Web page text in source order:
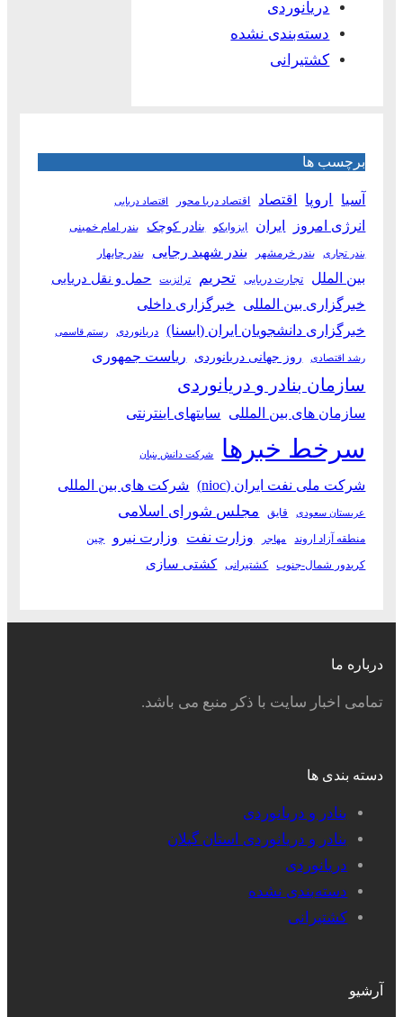
دریانوردی
دسته‌بندی نشده
کشتیرانی
برچسب ها
آسیا اروپا اقتصاد اقتصاد دریا محور اقتصاد دریایی
انرژی امروز ایران ایزوایکو بنادر کوچک بندر امام خمینی
بندر تجاری بندر خرمشهر بندر شهید رجایی بندر چابهار
بین الملل تجارت دریایی تحریم ترانزیت حمل و نقل دریایی
خبرگزاری بین المللی خبرگزاری داخلی
خبرگزاری دانشجویان ایران (ایسنا)
دریانوردی رستم قاسمی
رشد اقتصادی روز جهانی دریانوردی ریاست جمهوری
سازمان بنادر و دریانوردی
سازمان های بین المللی سایتهای اینترنتی
سرخط خبرها شرکت دانش بنیان
شرکت ملی نفت ایران (nioc) شرکت های بین المللی
عربستان سعودی قایق مجلس شورای اسلامی
منطقه آزاد اروند مهاجر وزارت نفت وزارت نیرو چین
کریدور شمال-جنوب کشتیرانی کشتی سازی
درباره ما
تمامی اخبار سایت با ذکر منبع می باشد.
دسته بندی ها
بنادر و دریانوردی
بنادر و دریانوردی استان گیلان
دریانوردی
دسته‌بندی نشده
کشتیرانی
آرشیو